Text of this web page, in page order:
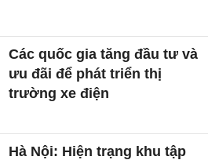
Các quốc gia tăng đầu tư và
ưu đãi để phát triển thị
trường xe điện
Hà Nội: Hiện trạng khu tập